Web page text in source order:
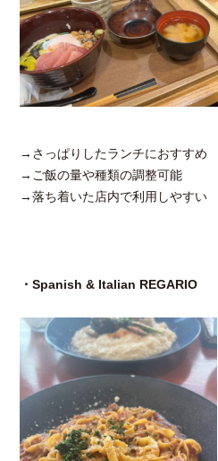
→さっぱりしたランチにおすすめ
→ご飯の量や種類の調整可能
→落ち着いた店内で利用しやすい
・Spanish & Italian REGARIO